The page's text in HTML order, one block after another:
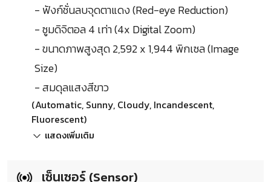
- ฟังก์ชั่นลบจุดตาแดง (Red-eye Reduction)
- ซูมดิจิตอล 4 เท่า (4x Digital Zoom)
- ขนาดภาพสูงสุด 2,592 x 1,944 พิกเซล (Image
Size)
- สมดุลแสงสีขาว
(Automatic, Sunny, Cloudy, Incandescent,
Fluorescent)
แสดงเพิ่มเติม
เซ็นเซอร์ (Sensor)